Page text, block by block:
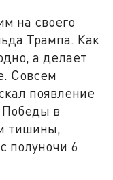
на своего
Трампа. Как
а делает
Совсем
появление
Победы в
тишины,
полуночи 6